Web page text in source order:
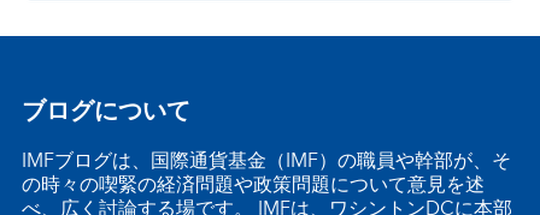
ブログについて
IMFブログは、国際通貨基金（IMF）の職員や幹部が、そ
の時々の喫緊の経済問題や政策問題について意見を述